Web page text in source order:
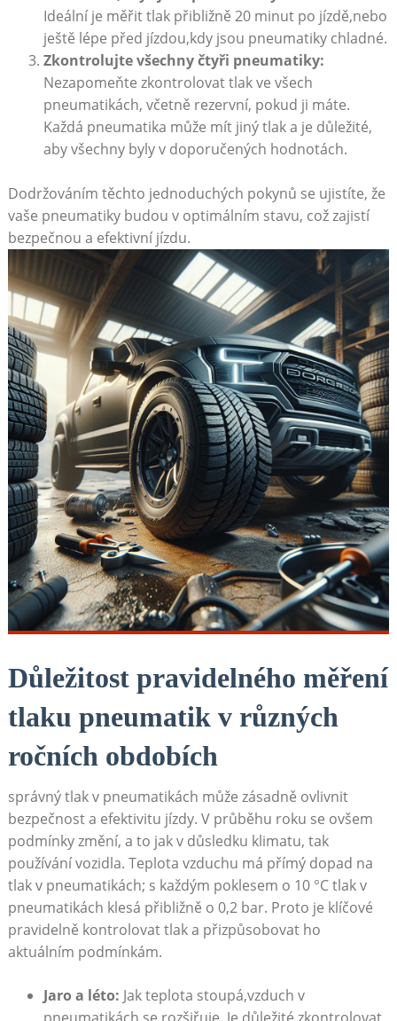
Ideální je měřit tlak přibližně 20 ‌minut po ‌jízdě,nebo
ještě lépe před jízdou,kdy jsou pneumatiky chladné.
Zkontrolujte všechny čtyři pneumatiky:
Nezapomeňte zkontrolovat‍ tlak ve všech
pneumatikách,⁣ včetně ⁢rezervní, pokud ji⁤ máte.
Každá pneumatika může mít jiný tlak a je​ důležité,
aby všechny byly v doporučených‍ hodnotách.
Dodržováním těchto⁤ jednoduchých pokynů se ujistíte, že
vaše pneumatiky budou v optimálním stavu, což zajistí
bezpečnou a⁢ efektivní jízdu.
Důležitost pravidelného měření
tlaku pneumatik v různých
ročních‌ obdobích
správný⁢ tlak v pneumatikách může zásadně ovlivnit
bezpečnost ‌a efektivitu⁤ jízdy. V průběhu roku se ‌ovšem
podmínky změní, a to jak v důsledku‍ klimatu, tak
používání vozidla. Teplota vzduchu má přímý‍ dopad na
tlak v pneumatikách; s každým poklesem o 10 °C tlak v
pneumatikách klesá ⁣přibližně o 0,2 bar. Proto je klíčové
pravidelně kontrolovat tlak ‌a přizpůsobovat ho
aktuálním podmínkám.
Jaro a léto: Jak teplota ‍stoupá,vzduch v